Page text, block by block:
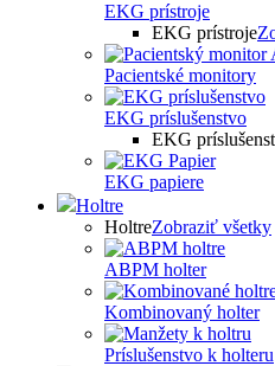
EKG prístroje
EKG prístroje
Pacientské monitory
EKG príslušenstvo
EKG
EKG papiere
Holtre
HoltreZobraziť všetky
ABPM holter
Kombinovaný holter
Príslušenstvo k holteru